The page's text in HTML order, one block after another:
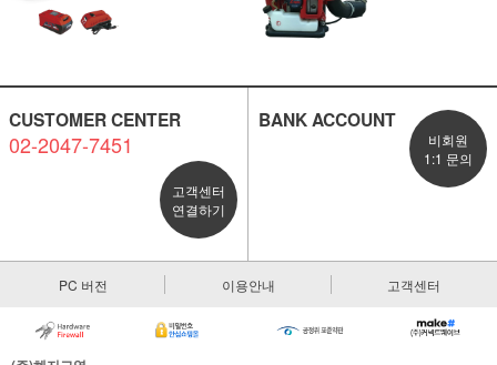
CUSTOMER CENTER
02-2047-7451
고객센터
연결하기
BANK ACCOUNT
비회원
1:1 문의
PC 버전 이용안내 고객센터